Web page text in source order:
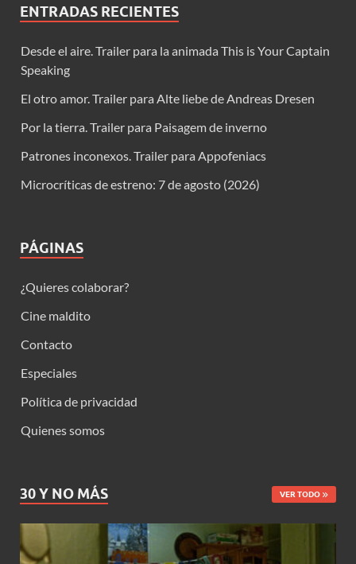
ENTRADAS RECIENTES
Desde el aire. Trailer para la animada This is Your Captain
Speaking
El otro amor. Trailer para Alte liebe de Andreas Dresen
Por la tierra. Trailer para Paisagem de inverno
Patrones inconexos. Trailer para Appofeniacs
Microcríticas de estreno: 7 de agosto (2026)
PÁGINAS
¿Quieres colaborar?
Cine maldito
Contacto
Especiales
Política de privacidad
Quienes somos
30 Y NO MÁS VER TODO